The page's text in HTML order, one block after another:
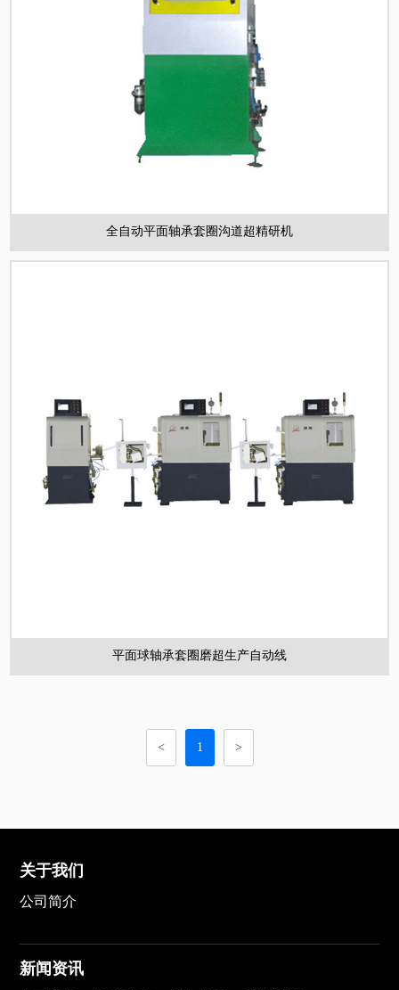
全自动平面轴承套圈沟道超精研机
平面球轴承套圈磨超生产自动线
< 1 >
关于我们
公司简介
新闻资讯